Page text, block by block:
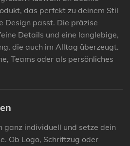
das perfekt zu deinem Stil
Design passt. Die präzise
Details und eine langlebige,
die auch im Alltag überzeugt.
Teams oder als persönliches
ganz individuell und setze dein
Ob Logo, Schriftzug oder